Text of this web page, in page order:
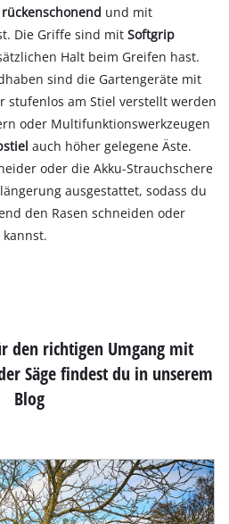
rückenschonend und mit
Die Griffe sind mitSoftgrip
Halt beim Greifen hast.
sind die Gartengeräte mit
stufenlos am Stiel verstellt werden
oder Multifunktionswerkzeugen
auch höher gelegene Äste.
oder die Akku-Strauchschere
ausgestattet, sodass du
den Rasen schneiden oder
den richtigen Umgang mit
Säge findest du in unserem
Blog